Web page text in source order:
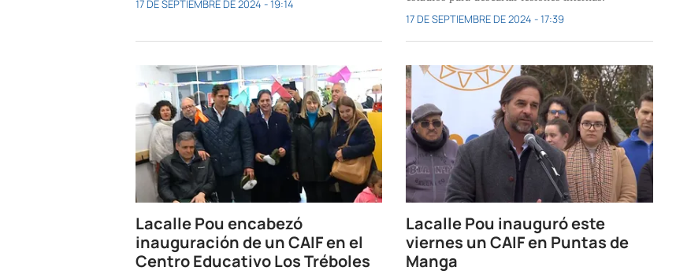
17 DE SEPTIEMBRE DE 2024 - 19:14
17 DE SEPTIEMBRE DE 2024 - 17:39
Lacalle Pou encabezó
inauguración de un CAIF en el
Centro Educativo Los Tréboles
Lacalle Pou inauguró este
viernes un CAIF en Puntas de
Manga